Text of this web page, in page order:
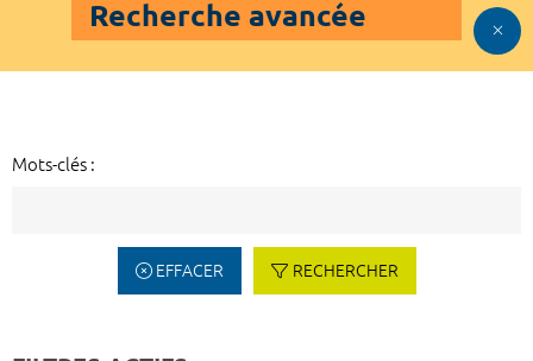
Recherche avancée
Mots-clés :
EFFACER RECHERCHER